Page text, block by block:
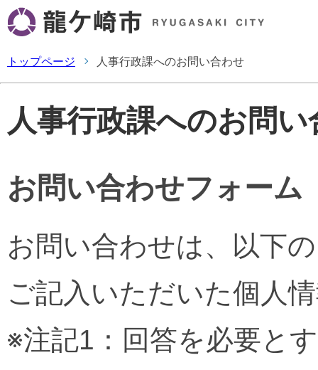
トップページ 人事行政課へのお問い合わせ
人事行政課へのお問い
お問い合わせフォーム
お問い合わせは、以下
ご記入いただいた個人
※注記1：回答を必要と